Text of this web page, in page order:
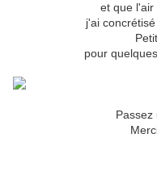
et que l'air
j'ai
pour
Passez